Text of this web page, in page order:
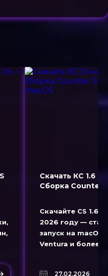
Скачать КС 1.6
Сборка Counter
Скачайте CS 1.6
2026 году —
запуск на macOS
Ventura и более
27.02.2026